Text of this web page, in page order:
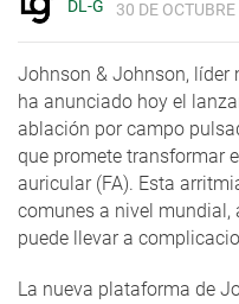
DL-G 30 DE
Johnson & Johnson, líder
ha anunciado hoy el
ablación por campo
que promete transformar
auricular (FA). Esta
comunes a nivel mundial,
puede llevar a
La nueva plataforma de